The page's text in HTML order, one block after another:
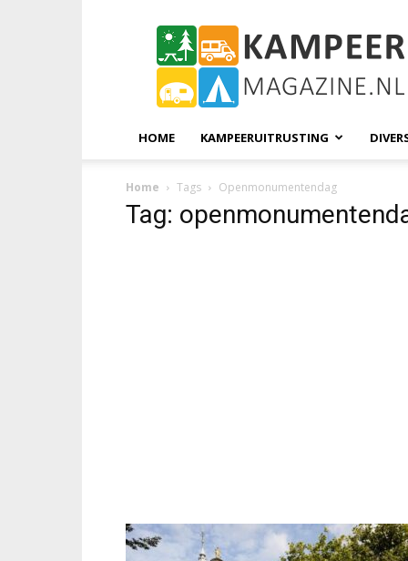
KampeerMagazine
HOME KAMPEERUITRUSTING
Home Tags Openmonumentendag
Tag: